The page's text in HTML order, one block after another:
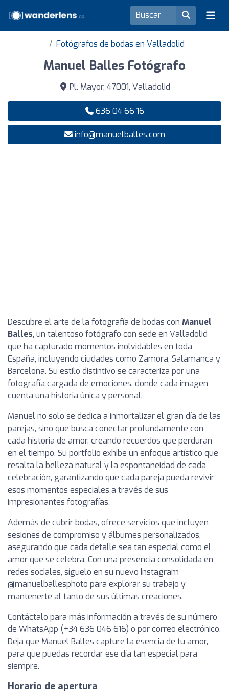
Fotógrafos de bodas en Valladolid
Manuel Balles Fotógrafo
Pl. Mayor, 47001, Valladolid
636 04 66 16
info@manuelballes.com
Descubre el arte de la fotografía de bodas con Manuel
Balles, un talentoso fotógrafo con sede en Valladolid
que ha capturado momentos inolvidables en toda
España, incluyendo ciudades como Zamora, Salamanca y
Barcelona. Su estilo distintivo se caracteriza por una
fotografía cargada de emociones, donde cada imagen
cuenta una historia única y personal.
Manuel no solo se dedica a inmortalizar el gran día de las
parejas, sino que busca conectar profundamente con
cada historia de amor, creando recuerdos que perduran
en el tiempo. Su portfolio exhibe un enfoque artístico que
resalta la belleza natural y la espontaneidad de cada
celebración, garantizando que cada pareja pueda revivir
esos momentos especiales a través de sus
impresionantes fotografías.
Además de cubrir bodas, ofrece servicios que incluyen
sesiones de compromiso y álbumes personalizados,
asegurando que cada detalle sea tan especial como el
amor que se celebra. Con una presencia consolidada en
redes sociales, síguelo en su nuevo Instagram
@manuelballesphoto para explorar su trabajo y
mantenerte al tanto de sus últimas creaciones.
Contáctalo para más información a través de su número
de WhatsApp (+34 636 046 616) o por correo electrónico.
Deja que Manuel Balles capture la esencia de tu amor,
para que puedas recordar ese día tan especial para
siempre.
Horario de apertura